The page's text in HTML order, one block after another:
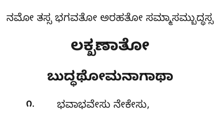
ನಮೋ ತಸ್ಸ ಭಗವತೋ ಅರಹತೋ ಸಮ್ಮಾಸಮ್ಬುದ್ಧಸ್ಸ
ಲಕ್ಖಣಾತೋ
ಬುದ್ಧಥೋಮನಾಗಾಥಾ
೧. ಭವಾಭವೇಸು ನೇಕೇಸು,